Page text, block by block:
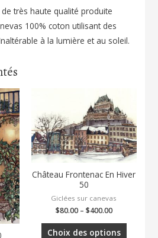
très haute qualité produite
100% coton utilisant des
à la lumière et au soleil.
Château Frontenac En Hiver
50
Giclées sur canevas
$80.00– $400.00
Choix des options